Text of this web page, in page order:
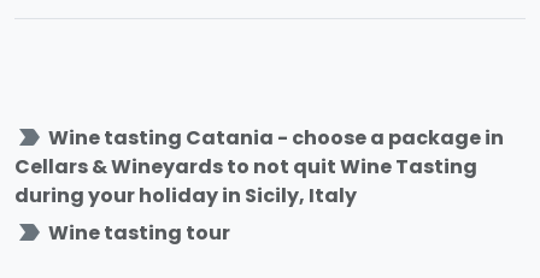
label_important Wine tasting Catania - choose a package in
Cellars & Wineyards to not quit Wine Tasting
during your holiday in Sicily, Italy
label_important Wine tasting tour